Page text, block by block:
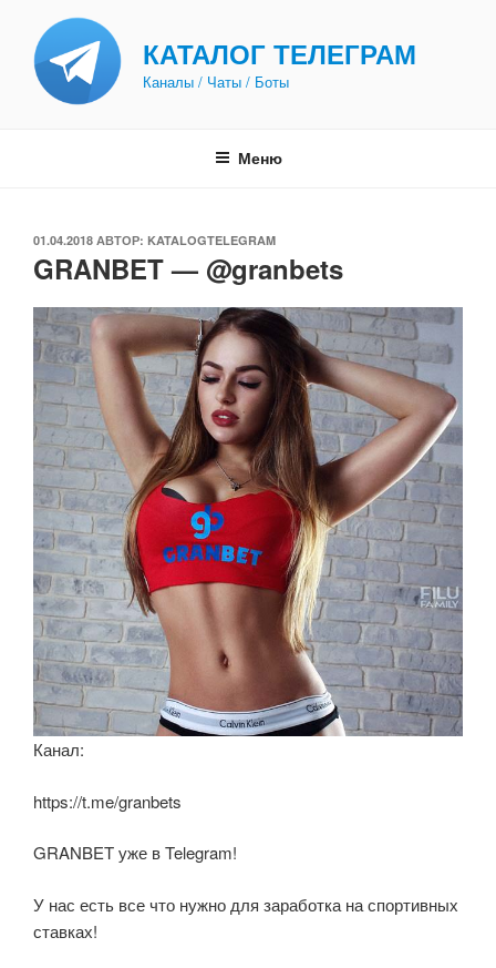
содержимому
КАТАЛОГ ТЕЛЕГРАМ
Каналы / Чаты / Боты
Меню
ОПУБЛИКОВАНО
01.04.2018 АВТОР: KATALOGTELEGRAM
GRANBET — @granbets
Канал:
https://t.me/granbets
GRANBET уже в Telegram!
У нас есть все что нужно для заработка на спортивных
ставках!